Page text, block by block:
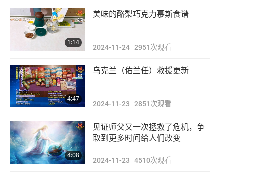
28
32:08
29
32:13
30
29:54
焦点新闻
1:14
美味的酪梨巧克力慕斯食谱
2024-11-24 2951 次观看
4:47
乌克兰（佑兰任）救援更新
2024-11-23 2851 次观看
4:08
见证师父又一次拯救了危机，争
取到更多时间给人们改变
2024-11-23 4510次观看